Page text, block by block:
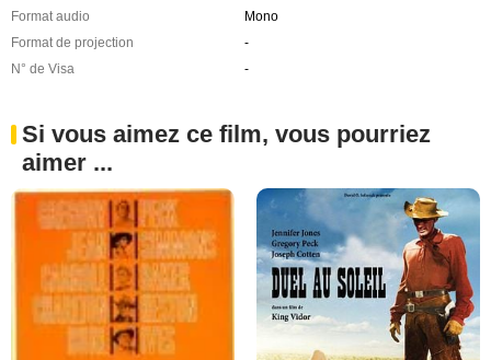
Format audio
Mono
Format de projection
-
N° de Visa
-
Si vous aimez ce film, vous pourriez
aimer ...